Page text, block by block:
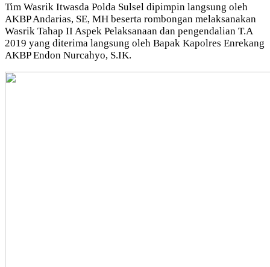
Tim Wasrik Itwasda Polda Sulsel dipimpin langsung oleh
AKBP Andarias, SE, MH beserta rombongan melaksanakan
Wasrik Tahap II Aspek Pelaksanaan dan pengendalian T.A
2019 yang diterima langsung oleh Bapak Kapolres Enrekang
AKBP Endon Nurcahyo, S.IK.